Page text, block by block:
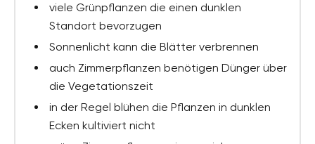
viele Grünpflanzen die einen dunklen
Standort bevorzugen
Sonnenlicht kann die Blätter verbrennen
auch Zimmerpflanzen benötigen Dünger über
die Vegetationszeit
in der Regel blühen die Pflanzen in dunklen
Ecken kultiviert nicht